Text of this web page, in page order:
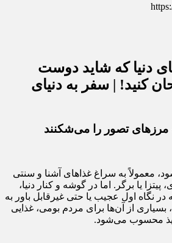
دنیا که شاید دوست
کنید! | سفر به دنیای
تصور را می‌شکنند
معمولاً به سراغ غذاهای آشنا و سنتی
یا برگر. اما در گوشه و کنار دنیا،
نگاه اول عجیب یا حتی غیرقابل باور به
از آن‌ها برای مردم بومی، غذایی
محسوب می‌شود.